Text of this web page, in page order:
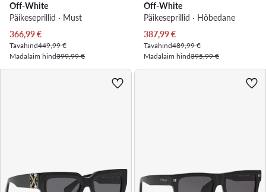
Off-White
Päikeseprillid · Must
Praegune hind
366,99€
Tavahind449,99 €
Madalaim hind399,99 €
Off-White
Päikeseprillid · Hõbedane
Praegune hind
387,99€
Tavahind489,99 €
Madalaim hind395,99 €